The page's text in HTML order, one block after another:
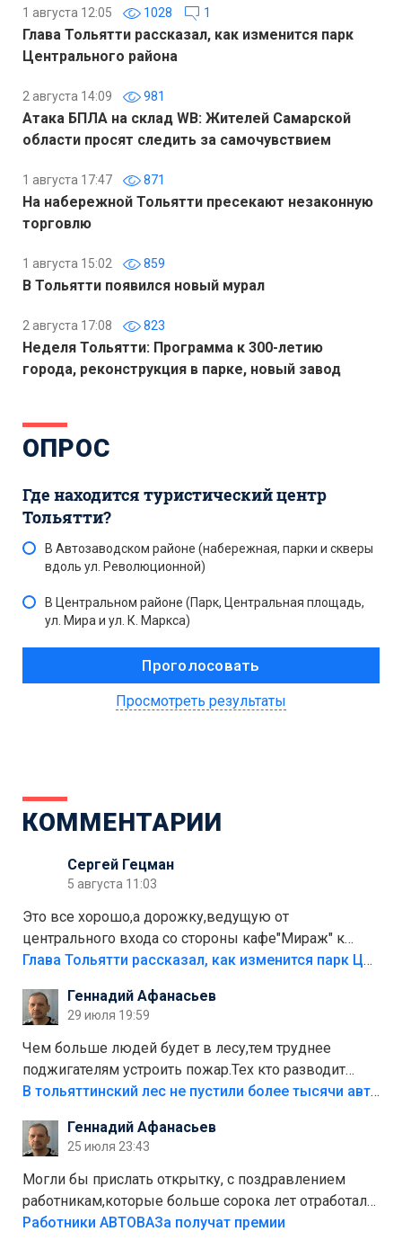
1 августа 12:05 1028 1
Глава Тольятти рассказал, как изменится парк
Центрального района
2 августа 14:09 981
Атака БПЛА на склад WB: Жителей Самарской
области просят следить за самочувствием
1 августа 17:47 871
На набережной Тольятти пресекают незаконную
торговлю
1 августа 15:02 859
В Тольятти появился новый мурал
2 августа 17:08 823
Неделя Тольятти: Программа к 300-летию
города, реконструкция в парке, новый завод
ОПРОС
Где находится туристический центр
Тольятти?
В Автозаводском районе (набережная, парки и скверы
вдоль ул. Революционной)
В Центральном районе (Парк, Центральная площадь,
ул. Мира и ул. К. Маркса)
Просмотреть результаты
КОММЕНТАРИИ
Сергей Гецман
5 августа 11:03
Это все хорошо,а дорожку,ведущую от
центрального входа со стороны кафе"Мираж" к
аттракционам слабо доделать?А то бордюры
лежала в парке и испортилась.Да еще,видимо,часть
украли.
Глава Тольятти рассказал, как изменится парк Центрального района
Геннадий Афанасьев
29 июля 19:59
Чем больше людей будет в лесу,тем труднее
поджигателям устроить пожар.Тех кто разводит
костры,тех надо безбожно штрафовать.Камер полно
Штрафы мизерные.
В тольяттинский лес не пустили более тысячи автомобилей
Геннадий Афанасьев
25 июля 23:43
Могли бы прислать открытку, с поздравлением
работникам,которые больше сорока лет отработали
на предприятии.
Работники АВТОВАЗа получат премии